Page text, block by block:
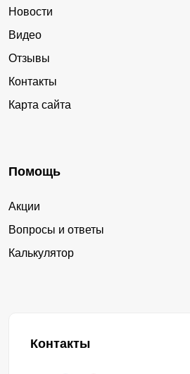
Новости
Видео
Отзывы
Контакты
Карта сайта
Помощь
Акции
Вопросы и ответы
Калькулятор
Контакты